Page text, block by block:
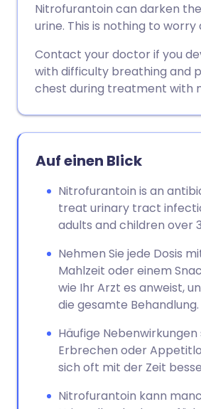
Teilen über
Link kopieren
🇸🇦 عربي
Nitrofurantoin can darken
urine. This is nothing to worry
Contact your doctor if you
with difficulty breathing and
chest during treatment with
Auf einen Blick
Nitrofurantoin is an
treat urinary tract
adults and children over
Nehmen Sie jede Dosis
Mahlzeit oder einem
wie Ihr Arzt es anweist,
die gesamte Behandlung.
Häufige Nebenwirkungen
Erbrechen oder
sich oft mit der Zeit
Nitrofurantoin kann